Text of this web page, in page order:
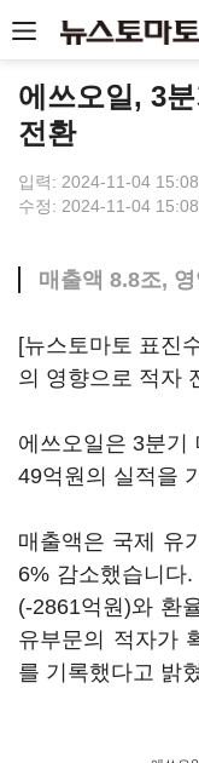
에쓰오일, 3
전환
입력: 2024-11-04
수정: 2024-11-04
매출액 8.8조,
[뉴스토마토 표진
의 영향으로 적자
에쓰오일은 3분기
49억원의 실적을
매출액은 국제 유
6% 감소했습니다
(-2861억원)와 환
유부문의 적자가
를 기록했다고 밝